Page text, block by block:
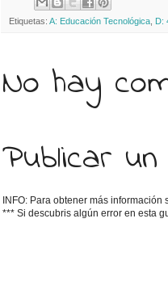
Etiquetas: A: Educación Tecnológica D:
No hay
Publicar
INFO: Para obtener más
*** Si descubris algún error en esta